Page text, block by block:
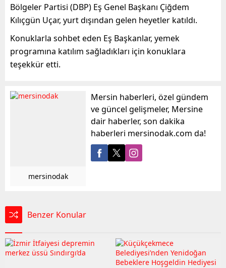
Bölgeler Partisi (DBP) Eş Genel Başkanı Çiğdem
Kılıçgün Uçar, yurt dışından gelen heyetler katıldı.
Konuklarla sohbet eden Eş Başkanlar, yemek
programına katılım sağladıkları için konuklara
teşekkür etti.
mersinodak
Mersin haberleri, özel gündem
ve güncel gelişmeler, Mersine
dair haberler, son dakika
haberleri mersinodak.com da!
Benzer Konular